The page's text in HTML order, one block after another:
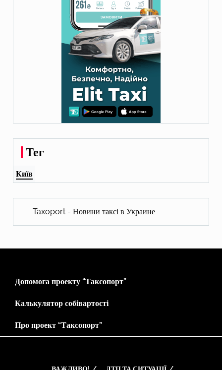
Тег
Київ
Taxoport - Новини таксі в Украине
Допомога проекту “Таксопорт”
Калькулятор собівартості
Про проект “Таксопорт”